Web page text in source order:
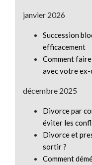
janvier 2026
Succession
efficacement
Comment
avec votre
décembre 2025
Divorce par
éviter les
Divorce et
sortir ?
Comment